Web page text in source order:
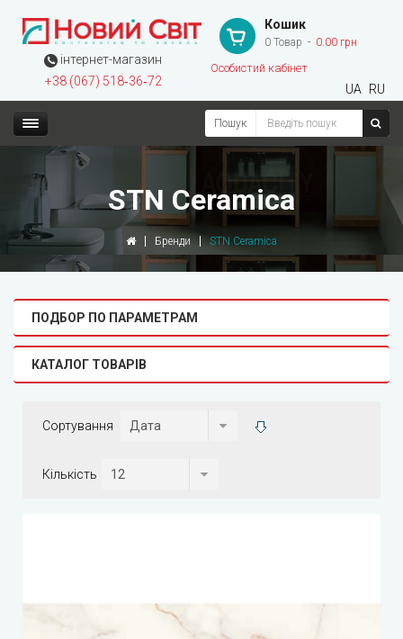
інтернет-магазин
+38 (067) 518‑36‑72
Кошик
0 Товар 0.00 грн
Особистий кабінет
UA RU
Пошук
STN Ceramica
Бренди STN Ceramica
ПОДБОР ПО ПАРАМЕТРАМ
КАТАЛОГ ТОВАРІВ
Сортування
Кількість